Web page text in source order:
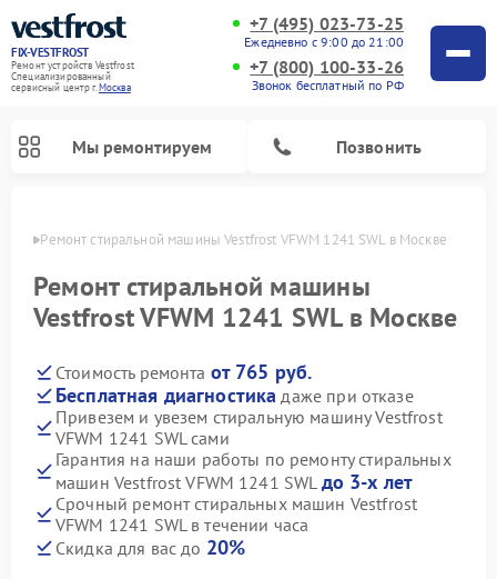
FIX-VESTFROST
Ремонт устройств Vestfrost
Специализированный
cервисный центр г.Москва
+7 (495) 023-73-25
Ежедневно с 9:00 до 21:00
+7 (800) 100-33-26
Звонок бесплатный по РФ
Мы ремонтируем Позвонить
Ремонт стиральной машины Vestfrost VFWM 1241 SWL в Москве
Ремонт стиральной машины
Vestfrost VFWM 1241 SWL в Москве
Стоимость ремонта от 765 руб.
Бесплатная диагностика даже при отказе
Привезем и увезем стиральную машину Vestfrost
VFWM 1241 SWL сами
Гарантия на наши работы по ремонту стиральных
машин Vestfrost VFWM 1241 SWL до 3-х лет
Срочный ремонт стиральных машин Vestfrost
VFWM 1241 SWL в течении часа
Скидка для вас до 20%